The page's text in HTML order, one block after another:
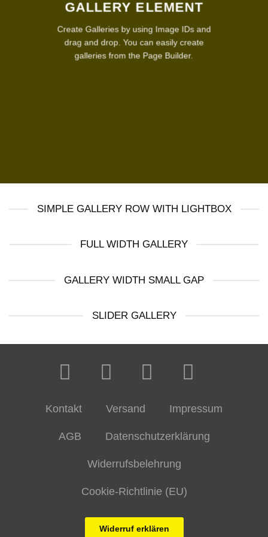
GALLERY ELEMENT
Create Galleries by using Image IDs and
drag and drop. You can easily create
galleries from the Page Builder.
SIMPLE GALLERY ROW WITH LIGHTBOX
FULL WIDTH GALLERY
GALLERY WIDTH SMALL GAP
SLIDER GALLERY
Kontakt Versand Impressum
AGB Datenschutzerklärung
Widerrufsbelehrung
Cookie-Richtlinie (EU)
Widerruf erklären